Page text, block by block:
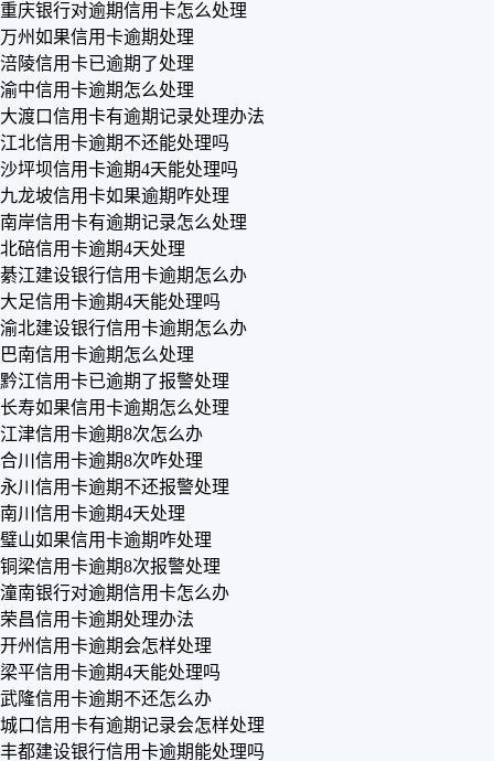
重庆银行对逾期信用卡怎么处理
万州如果信用卡逾期处理
涪陵信用卡已逾期了处理
渝中信用卡逾期怎么处理
大渡口信用卡有逾期记录处理办法
江北信用卡逾期不还能处理吗
沙坪坝信用卡逾期4天能处理吗
九龙坡信用卡如果逾期咋处理
南岸信用卡有逾期记录怎么处理
北碚信用卡逾期4天处理
綦江建设银行信用卡逾期怎么办
大足信用卡逾期4天能处理吗
渝北建设银行信用卡逾期怎么办
巴南信用卡逾期怎么处理
黔江信用卡已逾期了报警处理
长寿如果信用卡逾期怎么处理
江津信用卡逾期8次怎么办
合川信用卡逾期8次咋处理
永川信用卡逾期不还报警处理
南川信用卡逾期4天处理
璧山如果信用卡逾期咋处理
铜梁信用卡逾期8次报警处理
潼南银行对逾期信用卡怎么办
荣昌信用卡逾期处理办法
开州信用卡逾期会怎样处理
梁平信用卡逾期4天能处理吗
武隆信用卡逾期不还怎么办
城口信用卡有逾期记录会怎样处理
丰都建设银行信用卡逾期能处理吗